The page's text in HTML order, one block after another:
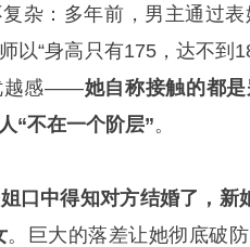
杂：多年前，男主通过
以“身高只有175，达不到
越感——她自称接触的都
“不在一个阶层”。
口中得知对方结婚了，新
。巨大的落差让她彻底破防